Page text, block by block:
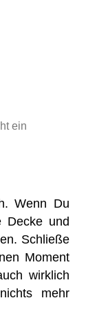
ein
Wenn Du
Decke und
Schließe
Moment
wirklich
mehr